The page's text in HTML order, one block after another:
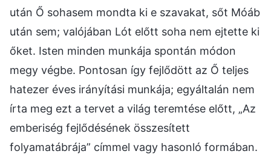
után Ő sohasem mondta ki e szavakat, sőt Móáb
után sem; valójában Lót előtt soha nem ejtette ki
őket. Isten minden munkája spontán módon
megy végbe. Pontosan így fejlődött az Ő teljes
hatezer éves irányítási munkája; egyáltalán nem
írta meg ezt a tervet a világ teremtése előtt, „Az
emberiség fejlődésének összesített
folyamatábrája” címmel vagy hasonló formában.